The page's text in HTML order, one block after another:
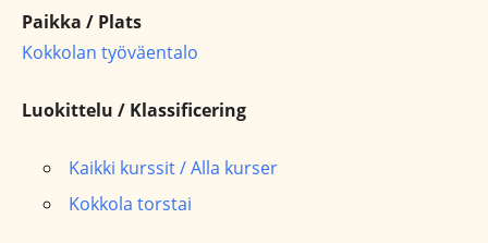
Paikka / Plats
Kokkolan työväentalo
Luokittelu / Klassificering
Kaikki kurssit / Alla kurser
Kokkola torstai